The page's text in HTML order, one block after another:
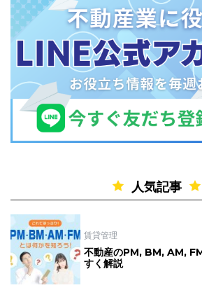
人気記事
賃貸管理
不動産のPM, BM, AM,
すく解説